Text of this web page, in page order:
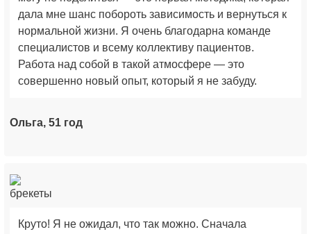
дала мне шанс побороть зависимость и вернуться к
нормальной жизни. Я очень благодарна команде
специалистов и всему коллективу пациентов.
Работа над собой в такой атмосфере — это
совершенно новый опыт, который я не забуду.
Ольга, 51 год
Круто! Я не ожидал, что так можно. Сначала